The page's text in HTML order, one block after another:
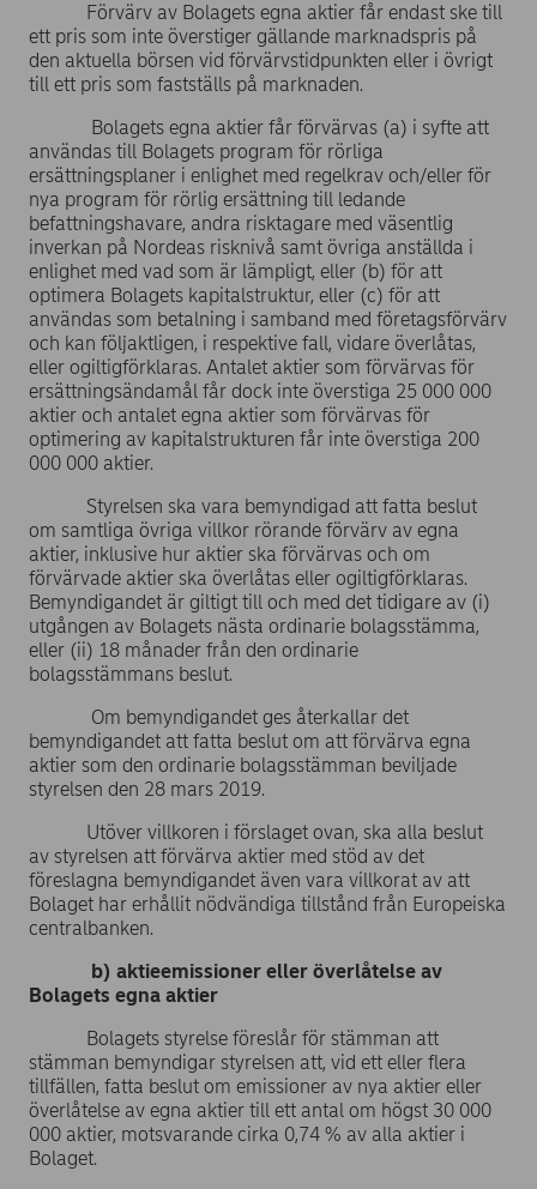
Förvärv av Bolagets egna aktier får endast ske till
ett pris som inte överstiger gällande marknadspris på
den aktuella börsen vid förvärvstidpunkten eller i övrigt
till ett pris som fastställs på marknaden.
Bolagets egna aktier får förvärvas (a) i syfte att
användas till Bolagets program för rörliga
ersättningsplaner i enlighet med regelkrav och/eller för
nya program för rörlig ersättning till ledande
befattningshavare, andra risktagare med väsentlig
inverkan på Nordeas risknivå samt övriga anställda i
enlighet med vad som är lämpligt, eller (b) för att
optimera Bolagets kapitalstruktur, eller (c) för att
användas som betalning i samband med företagsförvärv
och kan följaktligen, i respektive fall, vidare överlåtas,
eller ogiltigförklaras. Antalet aktier som förvärvas för
ersättningsändamål får dock inte överstiga 25 000 000
aktier och antalet egna aktier som förvärvas för
optimering av kapitalstrukturen får inte överstiga 200
000 000 aktier.
Styrelsen ska vara bemyndigad att fatta beslut
om samtliga övriga villkor rörande förvärv av egna
aktier, inklusive hur aktier ska förvärvas och om
förvärvade aktier ska överlåtas eller ogiltigförklaras.
Bemyndigandet är giltigt till och med det tidigare av (i)
utgången av Bolagets nästa ordinarie bolagsstämma,
eller (ii) 18 månader från den ordinarie
bolagsstämmans beslut.
Om bemyndigandet ges återkallar det
bemyndigandet att fatta beslut om att förvärva egna
aktier som den ordinarie bolagsstämman beviljade
styrelsen den 28 mars 2019.
Utöver villkoren i förslaget ovan, ska alla beslut
av styrelsen att förvärva aktier med stöd av det
föreslagna bemyndigandet även vara villkorat av att
Bolaget har erhållit nödvändiga tillstånd från Europeiska
centralbanken.
b) aktieemissioner eller överlåtelse av
Bolagets egna aktier
Bolagets styrelse föreslår för stämman att
stämman bemyndigar styrelsen att, vid ett eller flera
tillfällen, fatta beslut om emissioner av nya aktier eller
överlåtelse av egna aktier till ett antal om högst 30 000
000 aktier, motsvarande cirka 0,74 % av alla aktier i
Bolaget.